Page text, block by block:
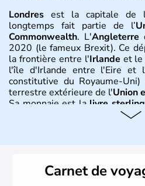
Londres est la capitale de
longtemps fait partie de l’
Commonwealth. L'Angleterre
2020 (le fameux Brexit). Ce
la frontière entre l'Irlande et le
l'île d'Irlande entre l'Eire et
constitutive du Royaume-
terrestre extérieure de l'Union
Sa monnaie est lalivre sterling
instable avec de nombreuses
Histoire et
Carnet de